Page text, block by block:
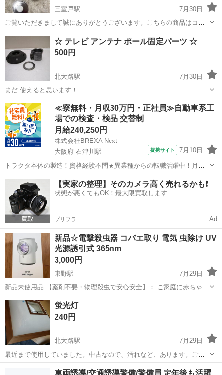
三室戸駅
7月30日
ご覧いただきまして誠にありがとうございます。こちらの商品はコイ
ズミ LEDシャンデリアになります。 リフォームをしましたので不
要になりましたので出品を致しました。電球色の6灯のシャンデリアに
なります、目立った傷もなく、またタ...
京都 宇治市 三室戸駅 その他 シャンデリア
☆ テレビ アンテナ ポール固定パーツ ☆
500円
北大路駅
7月30日
まだ 使えると思います！
京都 京都市 北大路駅 その他 ポール
≪寮無料・月収30万円・正社員≫自動車系工
場での検査・検品 交替制
月給240,250円
株式会社BREXA Next
大阪府 石津川駅
提携サイト 7月10日
トラクタ本体の製造！資格経験不問★異業種からの転職活躍中！月収
例29万円以上！生活支援物資事前対応可◎即日入寮OK！寮費はずっと
無料＆備品付き1R寮完備！赴任旅費会社負担！工場まで無料送迎あり
◎《大阪府堺市》 人気の工場の...
大阪 堺市 石津川駅 その他
【実家の整理】そのカメラ高く売れるかも❗️
状態が悪くてもOK！最大限買取します
プリフラ Ad
新品☆電撃殺虫器 コバエ取り 電気 虫除け UV
光源誘引式 365nm
3,000円
東野駅
7月29日
新品未使用品 【薬剤不要・物理殺虫で安心安全】： ご家庭に赤ちゃん
やペットがいると、従来の薬剤タイプの蚊取り線香やスプレーが使い
にくくてお困りではありませんか？当社の電気式殺虫器なら、そのお
悩みを解決します。有毒な薬剤を使用...
京都 京都市 東野駅
蛍光灯
240円
北大路駅
7月29日
最近まで使用していました。中古なので、汚れなど、あります。ご理
解いただける方お願いいたします。できるだけご都合の合う方を優先
北大路駅 その他
車両誘導/交通誘導警備/警備員 定年後も活躍